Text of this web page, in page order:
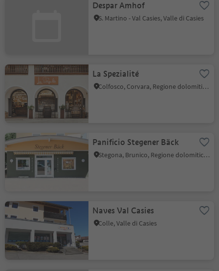
Despar Amhof
S. Martino - Val Casies, Valle di Casies
La Spezialité
Colfosco, Corvara, Regione dolomitica Alta Badia
Panificio Stegener Bäck
Stegona, Brunico, Regione dolomitica Plan de Corones
Naves Val Casies
Colle, Valle di Casies